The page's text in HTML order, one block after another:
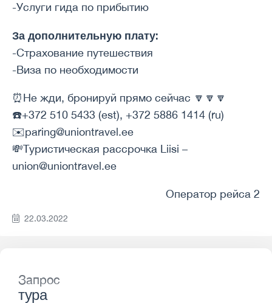
-Услуги гида по прибытию
За дополнительную плату:
-Страхование путешествия
-Виза по необходимости
⏰Не жди, бронируй прямо сейчас 🔽🔽🔽
☎️+372 510 5433 (est), +372 5886 1414 (ru)
✉️paring@uniontravel.ee
💸Туристическая рассрочка Liisi –
union@uniontravel.ee
Оператор рейса 2
22.03.2022
Запрос
тура